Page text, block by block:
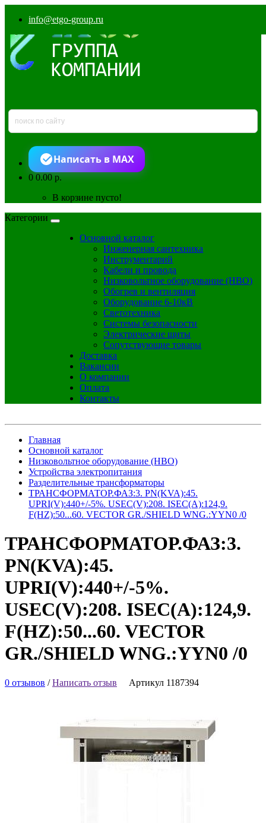
info@etgo-group.ru
Написать в MAX
00.00 р.
В корзине пусто!
Категории
Основной каталог
Инженерная сантехника
Инструментарий
Кабели и провода
Низковольтное оборудование (НВО)
Обогрев и вентиляция
Оборудование 6-10кВ
Светотехника
Системы безопасности
Электрические щиты
Сопутствующие товары
Доставка
Вакансии
О компании
Оплата
Контакты
Главная
Основной каталог
Низковольтное оборудование (НВО)
Устройства электропитания
Разделительные трансформаторы
ТРАНСФОРМАТОР.ФАЗ:3. PN(KVA):45.
UPRI(V):440+/-5%. USEC(V):208. ISEC(A):124,9.
F(HZ):50...60. VECTOR GR./SHIELD WNG.:YYN0 /0
ТРАНСФОРМАТОР.ФАЗ:3.
PN(KVA):45.
UPRI(V):440+/-5%.
USEC(V):208. ISEC(A):124,9.
F(HZ):50...60. VECTOR
GR./SHIELD WNG.:YYN0 /0
0 отзывов /Написать отзыв Артикул 1187394